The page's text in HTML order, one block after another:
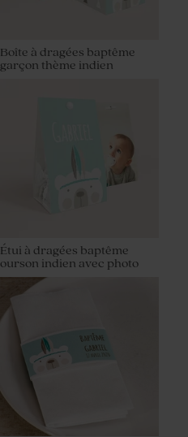
Boîte à dragées baptême
garçon thème indien
Étui à dragées baptême
ourson indien avec photo